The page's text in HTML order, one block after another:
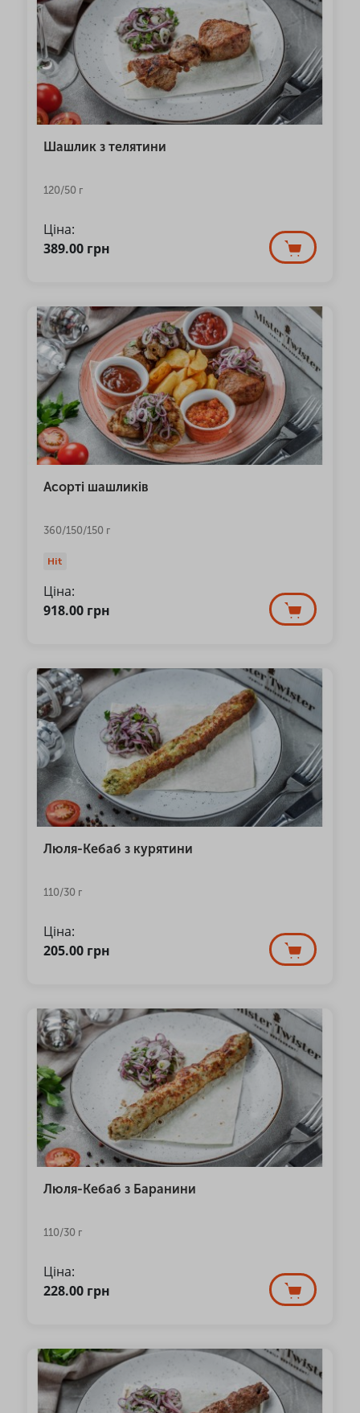
Шашлик з телятини
120/50 г
Ціна:
389.00 грн
Асорті шашликів
360/150/150 г
Hit
Ціна:
918.00 грн
Люля-Кебаб з курятини
110/30 г
Ціна:
205.00 грн
Люля-Кебаб з Баранини
110/30 г
Ціна:
228.00 грн